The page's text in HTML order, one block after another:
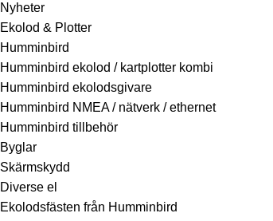
Nyheter
Ekolod & Plotter
Humminbird
Humminbird ekolod / kartplotter kombi
Humminbird ekolodsgivare
Humminbird NMEA / nätverk / ethernet
Humminbird tillbehör
Byglar
Skärmskydd
Diverse el
Ekolodsfästen från Humminbird